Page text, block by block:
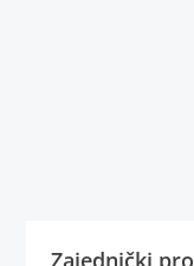
Zajednički